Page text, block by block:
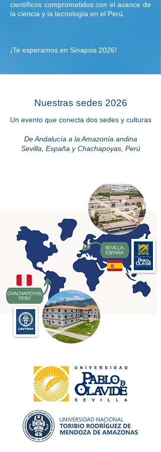
científicos comprometidos con el avance de
la ciencia y la tecnología en el Perú.
¡Te esperamos en Sinapsis 2026!
Nuestras sedes 2026
Un evento que conecta dos sedes y culturas
De Andalucía a la Amazonía andina
Sevilla, España y Chachapoyas, Perú